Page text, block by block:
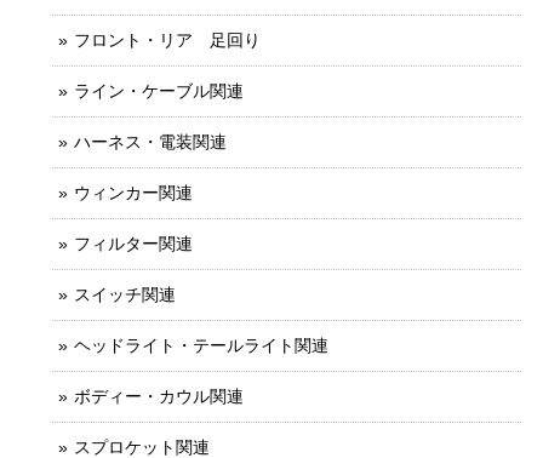
フロント・リア 足回り
ライン・ケーブル関連
ハーネス・電装関連
ウィンカー関連
フィルター関連
スイッチ関連
ヘッドライト・テールライト関連
ボディー・カウル関連
スプロケット関連